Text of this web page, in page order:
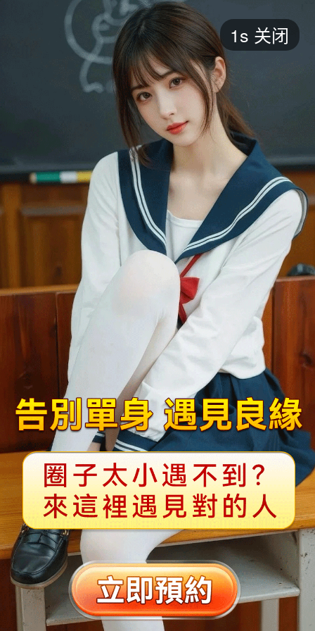
短剧
最热 添加 评分
都市 甜宠 逆袭 玄幻
2025 2024 2023 2022
全部 大陆 香港 台湾 美国 韩国 日本
1s 关闭